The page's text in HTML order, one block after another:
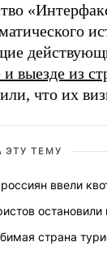
и выезде из
что их
ЭТУ ТЕМУ
ввели
остановили
страна